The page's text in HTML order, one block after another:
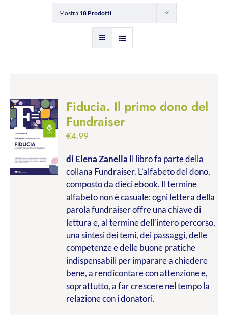
Mostra 18 Prodotti
Fiducia. Il primo dono del
Fundraiser
€4.99
di Elena Zanella Il libro fa parte della
collana Fundraiser. L’alfabeto del dono,
composto da dieci ebook. Il termine
alfabeto non è casuale: ogni lettera della
parola fundraiser offre una chiave di
lettura e, al termine dell’intero percorso,
una sintesi dei temi, dei passaggi, delle
competenze e delle buone pratiche
indispensabili per imparare a chiedere
bene, a rendicontare con attenzione e,
soprattutto, a far crescere nel tempo la
relazione con i donatori.